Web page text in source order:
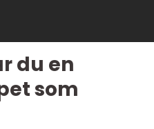
du en
som